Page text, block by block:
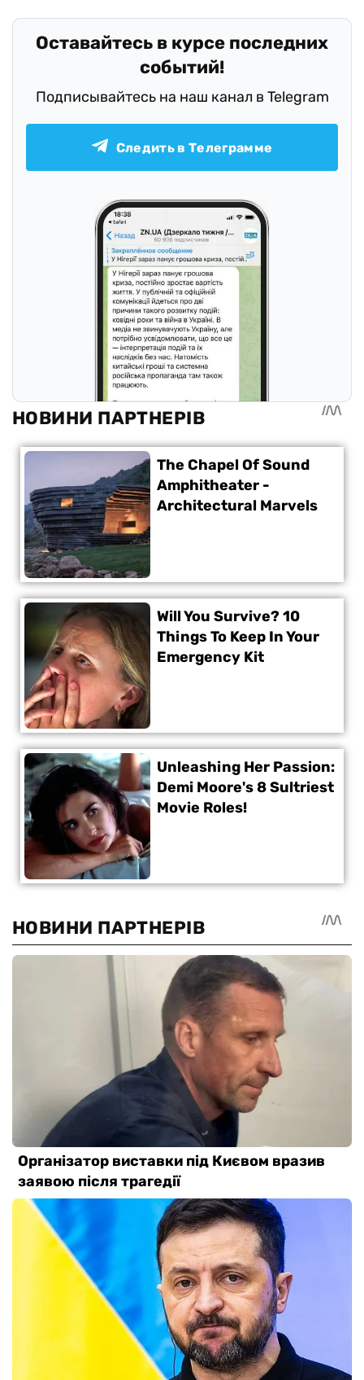
Оставайтесь в курсе последних
событий!
Подписывайтесь на наш канал в Telegram
Следить в Телеграмме